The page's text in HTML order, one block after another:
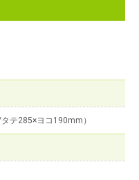
テ285×ヨコ190mm）